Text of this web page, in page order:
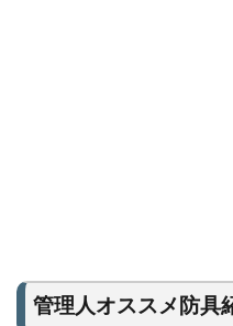
管理人オススメ防具